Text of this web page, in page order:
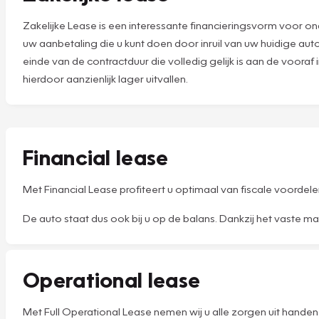
Zakelijke Lease is een interessante financieringsvorm voor
uw aanbetaling die u kunt doen door inruil van uw huidige
einde van de contractduur die volledig gelijk is aan de
hierdoor aanzienlijk lager uitvallen.
Financial lease
Met Financial Lease profiteert u optimaal van fiscale
De auto staat dus ook bij u op de balans. Dankzij het vaste
Operational lease
Met Full Operational Lease nemen wij u alle zorgen uit